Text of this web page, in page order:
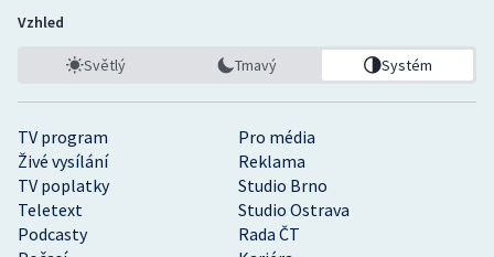
TV program
Pro média
Živé vysílání
Reklama
TV poplatky
Studio Brno
Teletext
Studio Ostrava
Podcasty
Rada ČT
Vzhled
Světlý Tmavý Systém